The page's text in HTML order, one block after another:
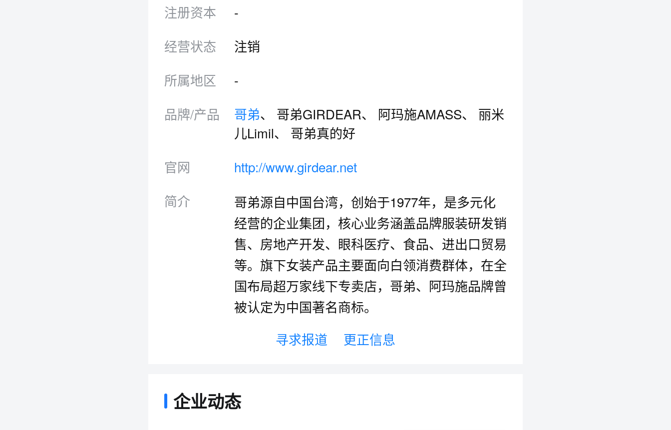
注册资本
-
经营状态
注销
所属地区
-
品牌/产品
哥弟、 哥弟GIRDEAR、 阿玛施AMASS、 丽米
儿Limil、 哥弟真的好
官网
http://www.girdear.net
简介
哥弟源自中国台湾，创始于1977年，是多元化
经营的企业集团，核心业务涵盖品牌服装研发销
售、房地产开发、眼科医疗、食品、进出口贸易
等。旗下女装产品主要面向白领消费群体，在全
国布局超万家线下专卖店，哥弟、阿玛施品牌曾
被认定为中国著名商标。
寻求报道
更正信息
企业动态